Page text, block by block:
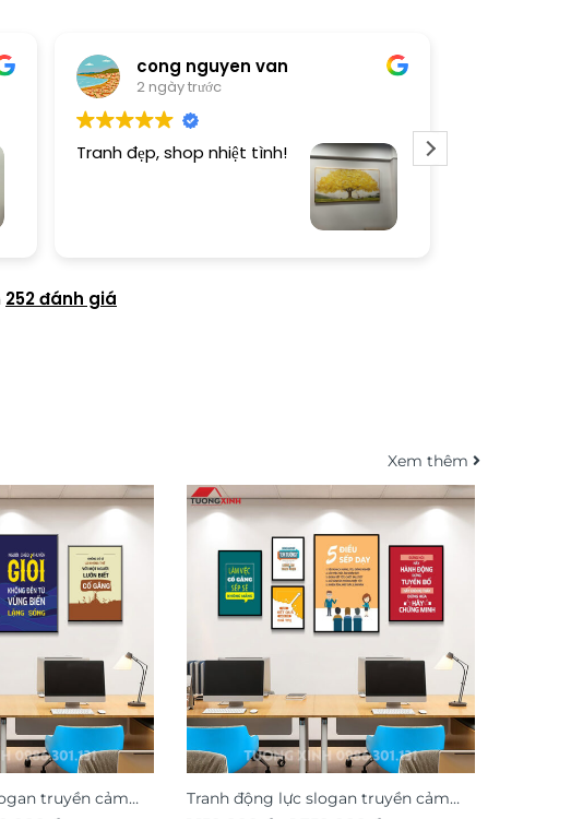
cong nguyen van
2 ngày trước
Tranh đẹp, shop nhiệt tình!
252 đánh giá
Xem thêm
truyền cảm
Tranh động lực slogan truyền cảm